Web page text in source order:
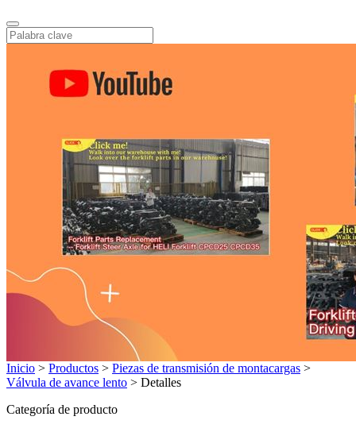
Inicio > Productos > Piezas de transmisión de montacargas >
Válvula de avance lento > Detalles
Categoría de producto